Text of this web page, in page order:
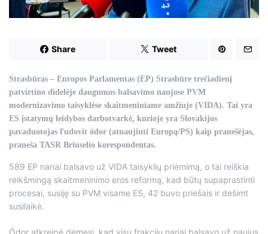
d
t
i
Share Tweet
Strasbūras – Europos Parlamentas (EP) Strasbūre trečiadienį
patvirtino didelėje daugumos balsavimo naujose PVM
modernizavimo taisyklėse skaitmeniniame amžiuje (VIDA). Tai yra
ES įstatymų leidybos darbotvarkė, kurioje yra Slovakijos
pavaduotojas ľudovít ódor (atnaujinti Europą/PS) kaip pranešėjas,
praneša TASR Briuselio korespondentas.
589 EP nariai balsavo už VIDA taisyklių priėmimą, o tai reiškia
reikšmingą skaitmeninimo eros reformą, kad būtų supaprastinti
procesai, susiję su PVM visame ES, 42 buvo priešais ir dešimt
susilaikė.
Ódor atkreipė dėmesį, kad visų frakcijų nariai balsavo už naujus